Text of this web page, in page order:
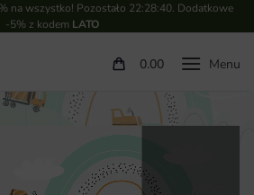
na wszystko! Pozostało 22:28:39. Dodatkowe
-5% z kodem LATO
0.00